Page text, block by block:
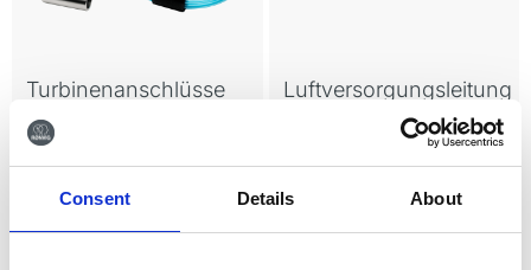
Consent Details About
Turbinenanschlüsse
Der Einsatz von DENTO-PREP™
am Stuhl ist leicht gemacht.
Klicken Sie einen Konnektor auf
und DENTO-PREP™ ist
einsatzbereit - so einfach ist das.
Luftversorgungsleitung